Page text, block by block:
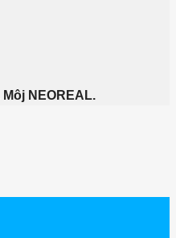
Môj NEOREAL.